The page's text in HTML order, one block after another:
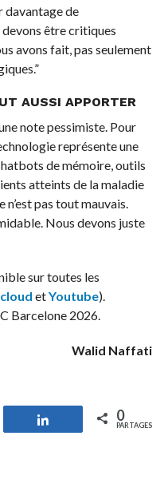
davantage de
être critiques
avons fait, pas seulement
AUSSI APPORTER
note pessimiste. Pour
représente une
de mémoire, outils
atteints de la maladie
n’est pas tout mauvais.
Nous devons juste
sur toutes les
etYoutube).
Barcelone 2026.
Walid Naffati
Partagez 0
PARTAGES